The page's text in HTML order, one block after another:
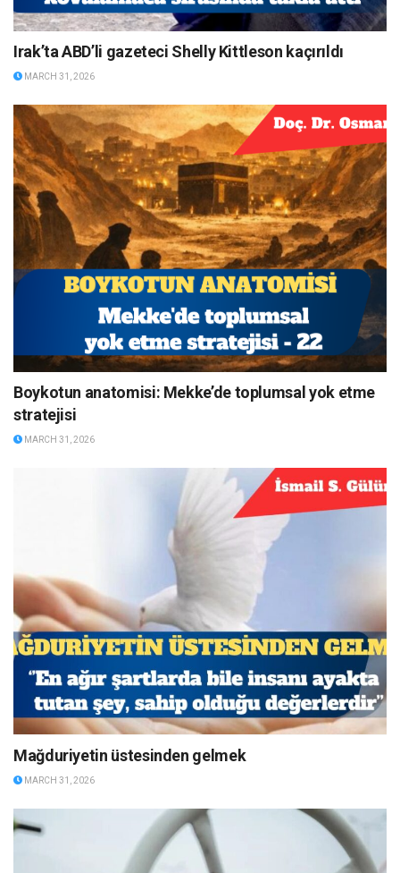
Irak’ta ABD’li gazeteci Shelly Kittleson kaçırıldı
MARCH 31, 2026
Boykotun anatomisi: Mekke’de toplumsal yok etme
stratejisi
MARCH 31, 2026
Mağduriyetin üstesinden gelmek
MARCH 31, 2026